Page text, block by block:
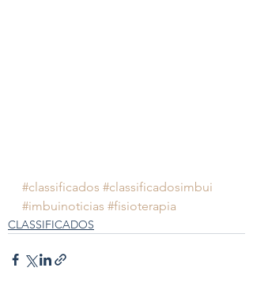
#classificados #classificadosimbui
#imbuinoticias #fisioterapia
CLASSIFICADOS